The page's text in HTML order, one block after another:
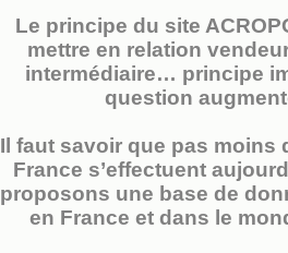
Le principe du site
mettre en relation
intermédiaire… principe
question
Il faut savoir que pas moins
France s’effectuent
proposons une base de
en France et dans le